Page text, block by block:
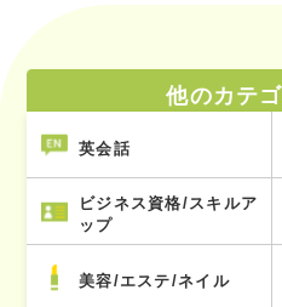
他のカテ
英会話
ビジネス資格/スキルア
ップ
美容/エステ/ネイル